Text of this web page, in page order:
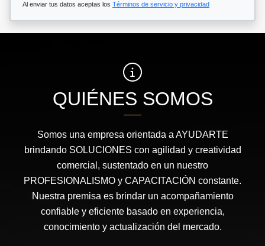
Al enviar tus datos aceptas los Términos de servicio y privacidad
QUIÉNES SOMOS
Somos una empresa orientada a AYUDARTE
brindando SOLUCIONES con agilidad y creatividad
comercial, sustentado en un nuestro
PROFESIONALISMO y CAPACITACIÓN constante.
Nuestra premisa es brindar un acompañamiento
confiable y eficiente basado en experiencia,
conocimiento y actualización del mercado.